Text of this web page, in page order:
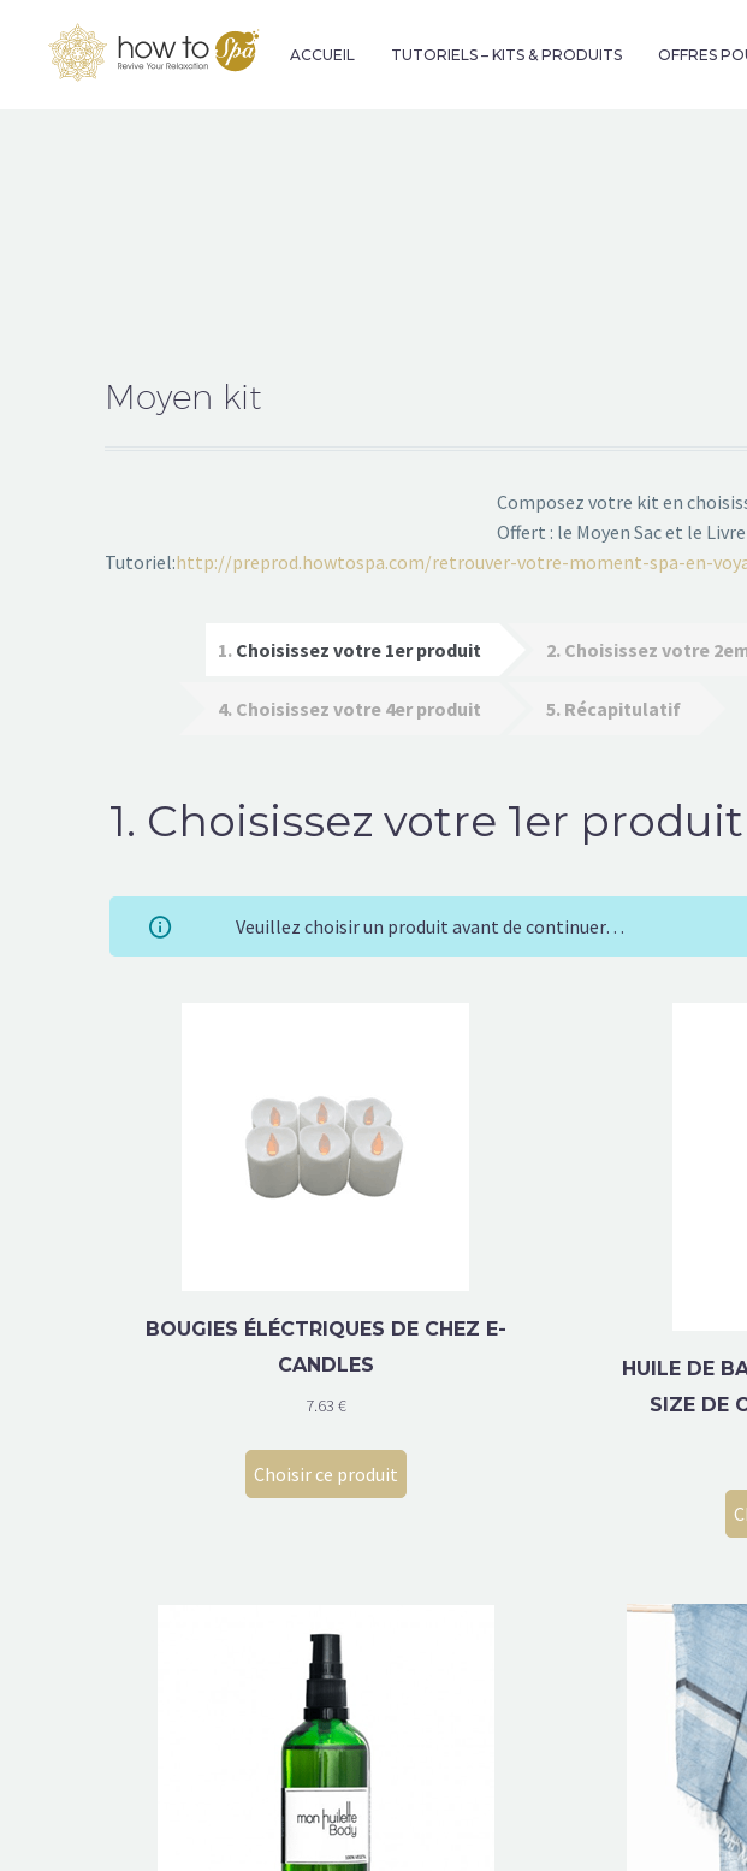
ACCUEIL TUTORIELS – KITS & PRODUITS OFFRES
Moyen kit
Composez votre kit en
Offert : le Moyen Sac et le
Tutoriel:http://preprod.howtospa.com/retrouver-votre-moment-spa-en-
1 Choisissez votre 1er produit 2 Choisissez votre
4 Choisissez votre 4er produit 5 Récapitulatif
1 Choisissez votre 1er produit
Veuillez choisir un produit avant de continuer…
BOUGIES ÉLÉCTRIQUES DE CHEZ E-
CANDLES
7.63 €
Choisir ce produit
HUILE DE
SIZE DE